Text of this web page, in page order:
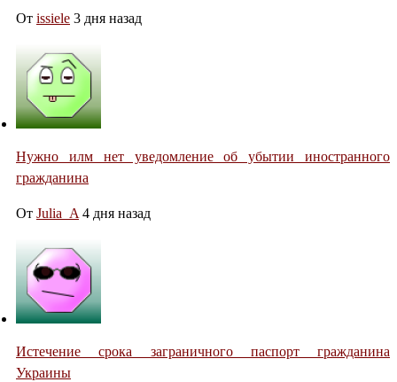
От issiele 3 дня назад
Нужно илм нет уведомление об убытии иностранного
гражданина
От Julia_A 4 дня назад
Истечение срока заграничного паспорт гражданина
Украины